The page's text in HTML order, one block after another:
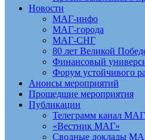
Новости
МАГ-инфо
МАГ-города
МАГ-СНГ
80 лет Великой
Финансовый
Форум устойчивого
Анонсы мероприятий
Прошедшие мероприятия
Публикации
Телеграмм канал МАГ
«Вестник МАГ»
Сводные доклады